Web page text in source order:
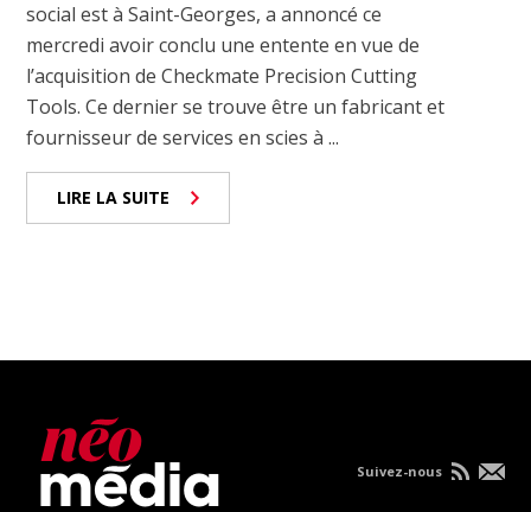
social est à Saint-Georges, a annoncé ce
mercredi avoir conclu une entente en vue de
l’acquisition de Checkmate Precision Cutting
Tools. Ce dernier se trouve être un fabricant et
fournisseur de services en scies à ...
LIRE LA SUITE
Suivez-nous